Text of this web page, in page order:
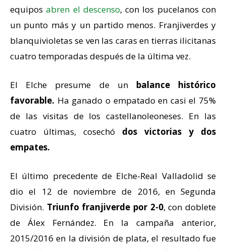
equiposabren el descenso, con los pucelanos con
un punto más y un partido menos. Franjiverdes y
blanquivioletas se ven las caras en tierras ilicitanas
cuatro temporadas después de la última vez.
El Elche presume de un balance histórico
favorable. Ha ganado o empatado en casi el 75%
de las visitas de los castellanoleoneses. En las
cuatro últimas, cosechó dos victorias y dos
empates.
El último precedente de Elche-Real Valladolid se
dio el 12 de noviembre de 2016, en Segunda
División. Triunfo franjiverde por 2-0, con doblete
de Álex Fernández. En la campaña anterior,
2015/2016 en la división de plata, el resultado fue